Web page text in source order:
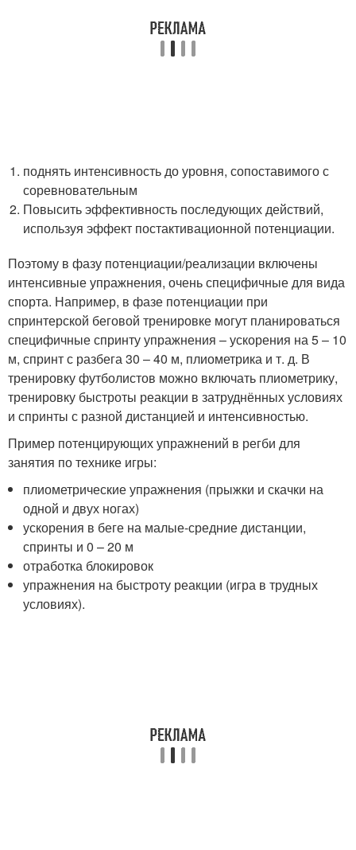
поднять интенсивность до уровня, сопоставимого с
соревновательным
Повысить эффективность последующих действий,
используя эффект постактивационной потенциации.
Поэтому в фазу потенциации/реализации включены
интенсивные упражнения, очень специфичные для вида
спорта. Например, в фазе потенциации при
спринтерской беговой тренировке могут планироваться
специфичные спринту упражнения – ускорения на 5 – 10
м, спринт с разбега 30 – 40 м, плиометрика и т. д. В
тренировку футболистов можно включать плиометрику,
тренировку быстроты реакции в затруднённых условиях
и спринты с разной дистанцией и интенсивностью.
Пример потенцирующих упражнений в регби для
занятия по технике игры:
плиометрические упражнения (прыжки и скачки на
одной и двух ногах)
ускорения в беге на малые-средние дистанции,
спринты и 0 – 20 м
отработка блокировок
упражнения на быстроту реакции (игра в трудных
условиях).